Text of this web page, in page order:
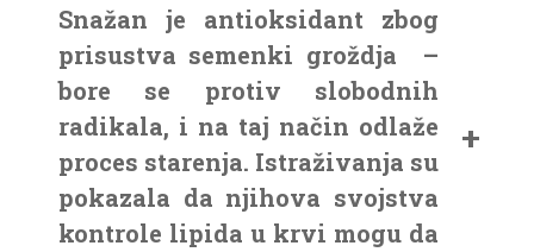
Snažan je antioksidant zbog
prisustva semenki groždja –
bore se protiv slobodnih
radikala, i na taj način odlaže
proces starenja. Istraživanja su
pokazala da njihova svojstva
kontrole lipida u krvi mogu da